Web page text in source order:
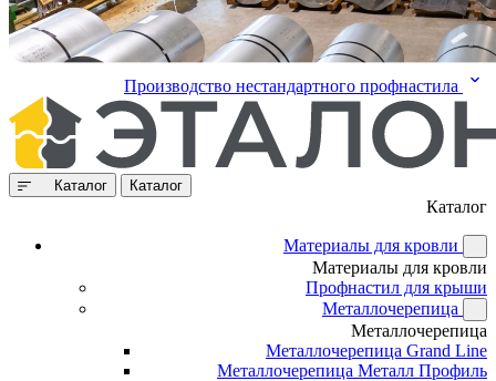
Производство нестандартного профнастила
Каталог Каталог
Каталог
Материалы для кровли
Материалы для кровли
Профнастил для крыши
Металлочерепица
Металлочерепица
Металлочерепица Grand Line
Металлочерепица Металл Профиль